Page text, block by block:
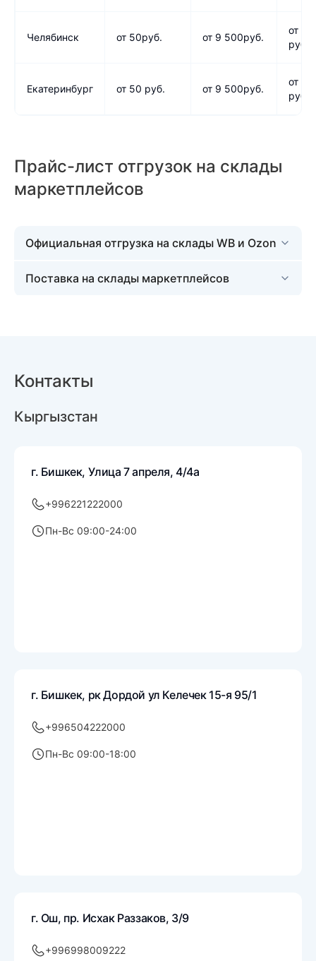
Челябинск от 50руб. от 9 500руб.
от 80
руб.
Екатеринбург от 50 руб. от 9 500руб.
от 80
руб.
Прайс-лист отгрузок на склады
маркетплейсов
Официальная отгрузка на склады WB и Ozon
Поставка на склады маркетплейсов
Контакты
Кыргызстан
г. Бишкек, Улица 7 апреля, 4/4а
+996221222000
Пн-Вс 09:00-24:00
г. Бишкек, рк Дордой ул Келечек 15-я 95/1
+996504222000
Пн-Вс 09:00-18:00
г. Ош, пр. Исхак Раззаков, 3/9
+996998009222